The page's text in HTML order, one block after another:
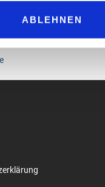
ABLEHNEN
zu bedienen und die
mitzugestalten.